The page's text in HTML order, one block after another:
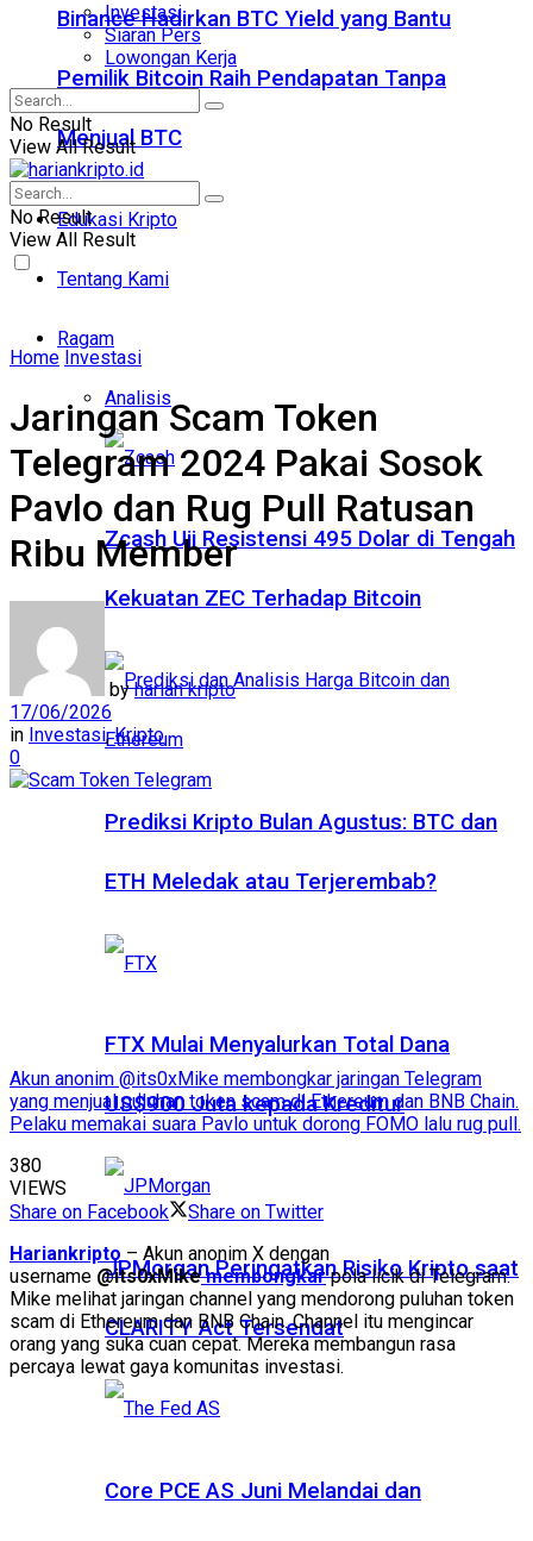
Binance Hadirkan BTC Yield yang Bantu
Pemilik Bitcoin Raih Pendapatan Tanpa
Menjual BTC
Edukasi Kripto
Tentang Kami
Ragam
Analisis
Zcash Uji Resistensi 495 Dolar di Tengah
Kekuatan ZEC Terhadap Bitcoin
Prediksi Kripto Bulan Agustus: BTC dan
ETH Meledak atau Terjerembab?
FTX Mulai Menyalurkan Total Dana
US$900 Juta kepada Kreditur
JPMorgan Peringatkan Risiko Kripto saat
CLARITY Act Tersendat
Core PCE AS Juni Melandai dan
Investasi
Siaran Pers
Lowongan Kerja
No Result
View All Result
No Result
View All Result
Home Investasi
Jaringan Scam Token
Telegram 2024 Pakai Sosok
Pavlo dan Rug Pull Ratusan
Ribu Member
by harian kripto
17/06/2026
in Investasi,Kripto
0
Akun anonim @its0xMike membongkar jaringan Telegram
yang menjual puluhan token scam di Ethereum dan BNB Chain.
Pelaku memakai suara Pavlo untuk dorong FOMO lalu rug pull.
380
VIEWS
Share on Facebook
Share on Twitter
Hariankripto – Akun anonim X dengan
username @its0xMikemembongkarpola licik di Telegram.
Mike melihat jaringan channel yang mendorong puluhan token
scam di Ethereum dan BNB Chain. Channel itu mengincar
orang yang suka cuan cepat. Mereka membangun rasa
percaya lewat gaya komunitas investasi.